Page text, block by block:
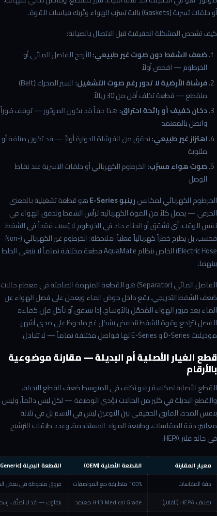
أو حلقات تسرية (Gaskets) بالية تسرّب الهواء وتُربك قياسات القوة.
كيف تشخص المشكلة الحقيقية قبل الاتصال بالصيانة:
ضعف الشفط دون صوت غير طبيعي:الأرجح الفاصل المائي أو
الخرطوم — افحص أولاً
فرشاة الأرضية لا تدور رغم صوت التشغيل:
السير المحرك (Belt)
منقطع — قطعة تكلف أقل من 30 ريالاً
دخان خفيف أو رائحة احتراق:هذا حقاً قد يكون الموتور — توقف فوراً
واتصل بالمعتمد
اهتزاز غير طبيعي:تحقق من الفرشاة الدوارة أولاً — قد تكون متلفة أو
ملتوية
صوت هواء مسرَّب:الخرطوم الكهربائي أو حلقات التسرية عند نقاط
الوصل
الخرطوم الكهربائي لمكانسرينبو E-Series
هو قطعة تشغيلية بالمعنى
الحرفي — يحمل كلاً من القوة الكهربائية لرأس الشفط وتدفق الهواء في
نفس الوقت. أي تشقق أو انحناء حاد في الخرطوم لا يُسبب فقداً في الشفط
فحسب، بل يطرح خطراً كهربائياً فعلياً. ملاحظة: الخرطوم غير الكهربائي (Non-
Electric Hose) الخاص بنظام AquaMate قطعة مختلفة تماماً لا ينبغي الخلط
بينهما.
الفاصل المائي (Separator) هو القطعة المتهمة الصامتة في معظم حالات
ضعف الشفط التدريجي. يقع داخل حوض الماء ويعمل على فصل الهواء عن
الماء بعد مرور الهواء المُحمَّل بالأوساخ. إذا تشقق أو تآكل فإن كفاءة
الفصل تتراجع وقوة الشفط تنخفض بشكل غير ملحوظ على مدى أشهر.
موديلات D-Series و E-Series لها فواصل مختلفة تماماً — لا تتبادل.
قطع الغيار الأصلية أم البديلة — مقارنة موضوعية
بالأرقام
القطع الأصلية لمكنسة رينبو تكلف في المتوسط ضعف القطع البديلة،
والقطع البديلة في كثير من الحالات تؤدي الوظيفة — لكن ليس دائماً، وليس
بنفس المدة. الفارق الحقيقي بين النوعين ليس في الاسم بل في ثلاثة
معايير: دقة المقاسات، وطبيعة المواد المستخدمة، وعدد طبقات الترشيح
في حالة فلتر HEPA.
معيار المقارنة القطعة الأصلية (OEM) القطعة البديلة (Generic)
دقة المقاسات 100% متطابقة مع المواصفات
فروق ملحوظة في بعض
تصنيف HEPA (للفلاتر)
H13 Medical Grade معتمد
يتفاوت — قد لا يُصنَّف